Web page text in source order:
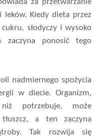
za przetwarzanie
leków. Kiedy dieta przez
słodyczy i wysoko
zaczyna ponosić tego
nadmiernego spożycia
w diecie. Organizm,
potrzebuje, może
a ten zaczyna
Tak rozwija się